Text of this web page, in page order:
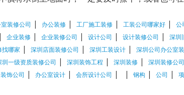
装修公司 | 办公装修 | 工厂施工装修 | 工装公司哪家好 | 公
| 企业装修 | 企业装修公司 | 设计公司 | 设计装修公司 | 深圳
找哪家 | 深圳店面装修公司 | 深圳工装设计 | 深圳公司办公室
圳一级资质装修公司 | 深圳装饰工程 | 深圳装修 | 深圳装修公司
装饰公司 | 办公室设计 | 会所设计公司 | | 钢构 | 公司 |